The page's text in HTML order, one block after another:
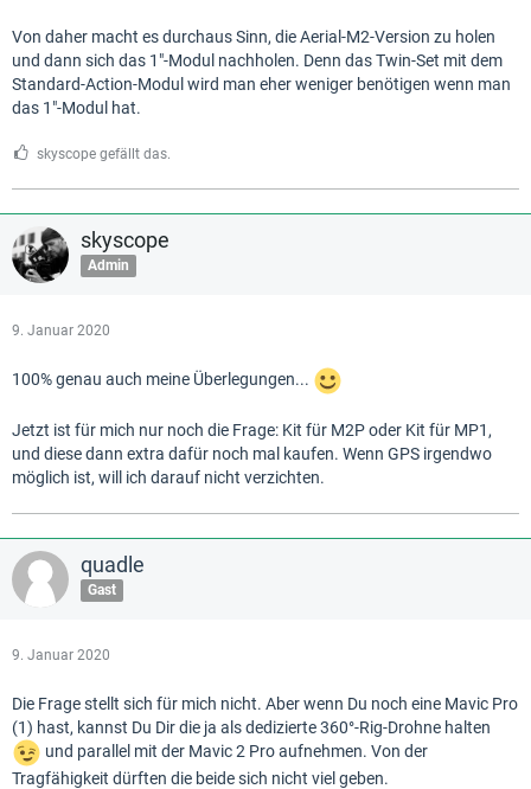
Von daher macht es durchaus Sinn, die Aerial-M2-Version zu holen
und dann sich das 1"-Modul nachholen. Denn das Twin-Set mit dem
Standard-Action-Modul wird man eher weniger benötigen wenn man
das 1"-Modul hat.
skyscope gefällt das.
skyscope
Admin
9. Januar 2020
100% genau auch meine Überlegungen...
Jetzt ist für mich nur noch die Frage: Kit für M2P oder Kit für MP1,
und diese dann extra dafür noch mal kaufen. Wenn GPS irgendwo
möglich ist, will ich darauf nicht verzichten.
quadle
Gast
9. Januar 2020
Die Frage stellt sich für mich nicht. Aber wenn Du noch eine Mavic Pro
(1) hast, kannst Du Dir die ja als dedizierte 360°-Rig-Drohne halten
und parallel mit der Mavic 2 Pro aufnehmen. Von der
Tragfähigkeit dürften die beide sich nicht viel geben.